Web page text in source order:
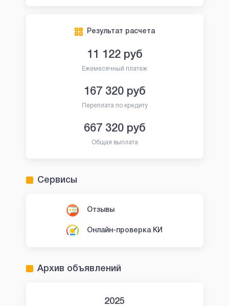
Результат расчета
11 122руб
Ежемесячный платеж
167 320руб
Переплата по кредиту
667 320руб
Общая выплата
Сервисы
Отзывы
Онлайн-проверка КИ
Архив объявлений
2025